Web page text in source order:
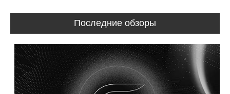
Последние обзоры